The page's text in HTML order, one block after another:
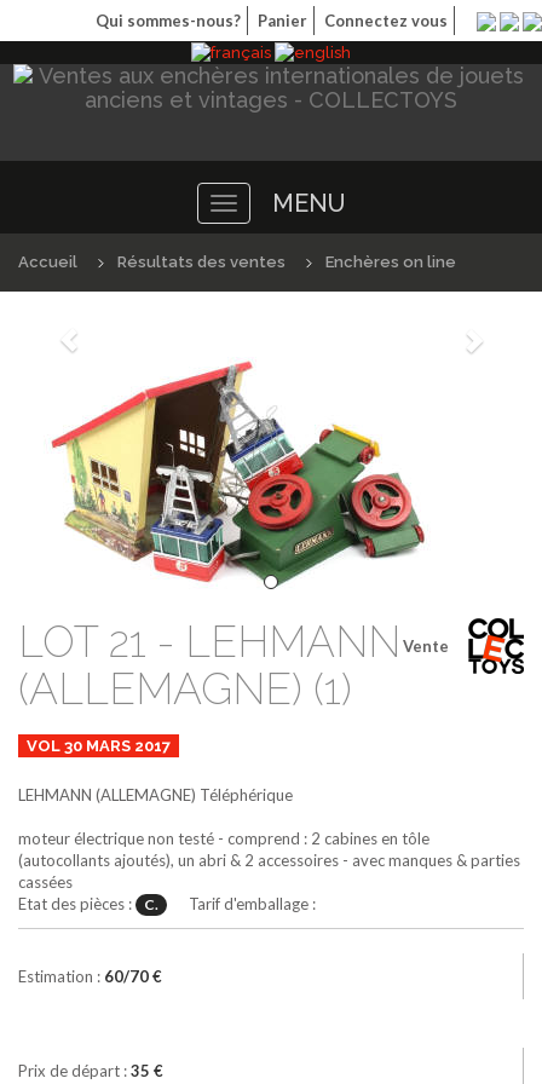
Qui sommes-nous? Panier Connectez vous
Toggle
navigation
MENU
Accueil Résultats des ventes Enchères on line
Précédént
Vente
LOT 21 - LEHMANN
(ALLEMAGNE) (1)
VOL 30 MARS 2017
LEHMANN (ALLEMAGNE) Téléphérique
moteur électrique non testé - comprend : 2 cabines en tôle
(autocollants ajoutés), un abri & 2 accessoires - avec manques & parties
cassées
Etat des pièces :
C. Tarif d'emballage :
Estimation : 60/70 €
Prix de départ :35 €